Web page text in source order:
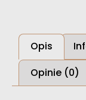
Opis
Opinie (0)